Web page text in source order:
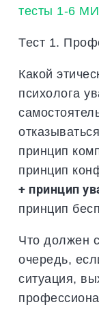
Тест 1.
Какой
психолога
принцип
принцип
+ принцип
принцип
Что должен
очередь,
ситуация,